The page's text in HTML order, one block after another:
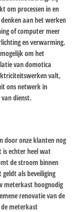
om processen in en
aan het werken
of computer meer
en verwarming.
om het
van domotica
valt,
ons netwerk in
dienst.
door onze klanten nog
echter heel wat
de stroom binnen
als beveiliging
meterkast hoognodig
renovatie van de
meterkast